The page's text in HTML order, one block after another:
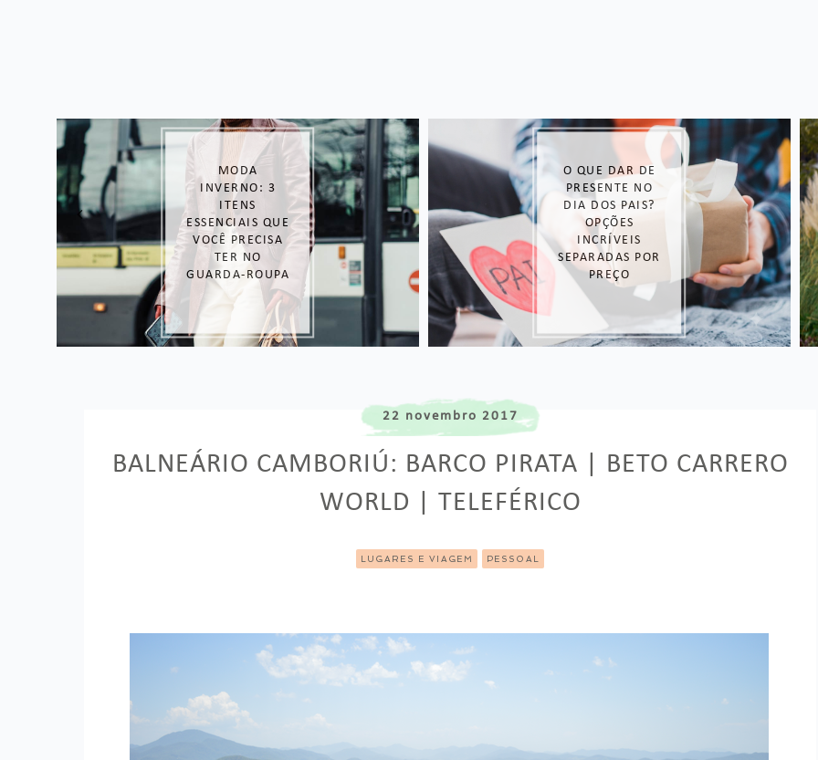
O QUE DAR DE
PRESENTE NO
DIA DOS PAIS?
OPÇÕES
INCRÍVEIS
SEPARADAS POR
PREÇO
MODA FITNESS:
COMO UNIR
PERFORMANCE
22 novembro 2017
BALNEÁRIO CAMBORIÚ: BARCO PIRATA | BETO CARRERO
WORLD | TELEFÉRICO
LUGARES E VIAGEM PESSOAL